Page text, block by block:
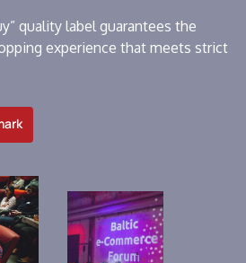
quality label guarantees the
experience that meets strict